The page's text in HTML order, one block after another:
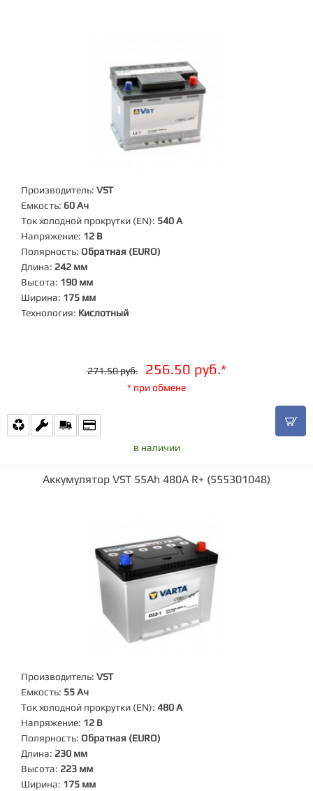
Производитель: VST
Емкость: 60 Ач
Ток холодной прокрутки (EN): 540 А
Напряжение: 12 В
Полярность: Обратная (EURO)
Длина: 242 мм
Высота: 190 мм
Ширина: 175 мм
Технология: Кислотный
271.50 руб. 256.50 руб.*
* при обмене
в наличии
Аккумулятор VST 55Ah 480A R+ (555301048)
Производитель: VST
Емкость: 55 Ач
Ток холодной прокрутки (EN): 480 А
Напряжение: 12 В
Полярность: Обратная (EURO)
Длина: 230 мм
Высота: 223 мм
Ширина: 175 мм